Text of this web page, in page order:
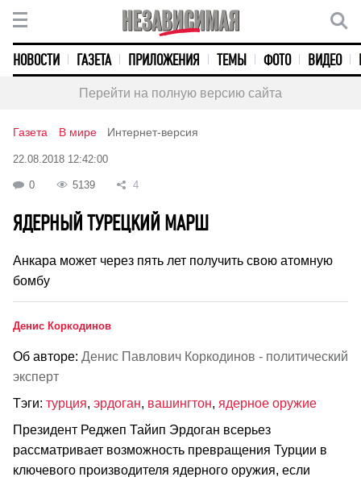
НОВОСТИ ГАЗЕТА ПРИЛОЖЕНИЯ ТЕМЫ ФОТО ВИДЕО
Перейти на полную версию сайта
Газета В мире Интернет-версия
22.08.2018 12:42:00
0 5139 4
ЯДЕРНЫЙ ТУРЕЦКИЙ МАРШ
Анкара может через пять лет получить свою атомную
бомбу
Денис Коркодинов
Об авторе: Денис Павлович Коркодинов - политический
эксперт
Тэги: турция, эрдоган, вашингтон, ядерное оружие
Президент Реджеп Тайип Эрдоган всерьез
рассматривает возможность превращения Турции в
ключевого производителя ядерного оружия, если